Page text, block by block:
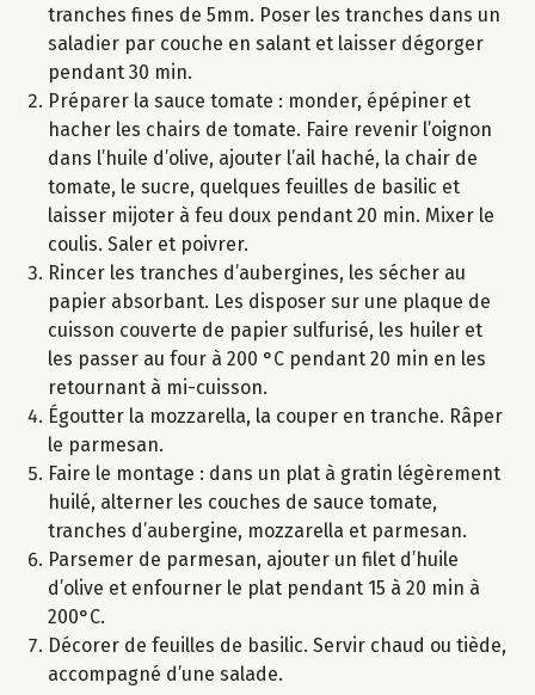
tranches fines de 5mm. Poser les tranches dans un
saladier par couche en salant et laisser dégorger
pendant 30 min.
Préparer la sauce tomate : monder, épépiner et
hacher les chairs de tomate. Faire revenir l’oignon
dans l’huile d’olive, ajouter l’ail haché, la chair de
tomate, le sucre, quelques feuilles de basilic et
laisser mijoter à feu doux pendant 20 min. Mixer le
coulis. Saler et poivrer.
Rincer les tranches d’aubergines, les sécher au
papier absorbant. Les disposer sur une plaque de
cuisson couverte de papier sulfurisé, les huiler et
les passer au four à 200 °C pendant 20 min en les
retournant à mi-cuisson.
Égoutter la mozzarella, la couper en tranche. Râper
le parmesan.
Faire le montage : dans un plat à gratin légèrement
huilé, alterner les couches de sauce tomate,
tranches d’aubergine, mozzarella et parmesan.
Parsemer de parmesan, ajouter un filet d’huile
d’olive et enfourner le plat pendant 15 à 20 min à
200°C.
Décorer de feuilles de basilic. Servir chaud ou tiède,
accompagné d’une salade.